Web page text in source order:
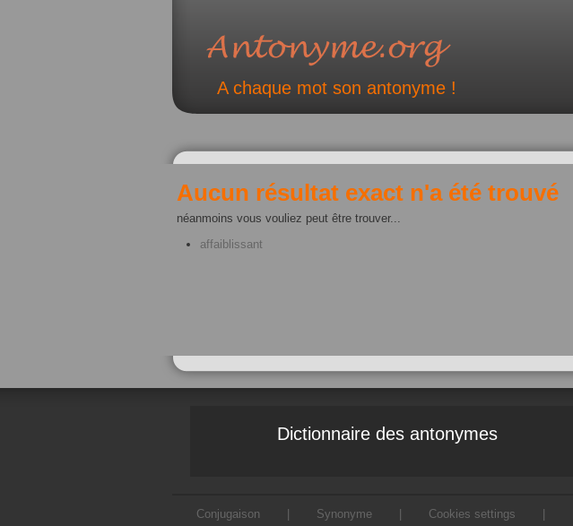
A chaque mot son antonyme !
Aucun résultat exact n'a été trouvé
néanmoins vous vouliez peut être trouver...
affaiblissant
Dictionnaire des antonymes
Conjugaison Synonyme Cookies settings